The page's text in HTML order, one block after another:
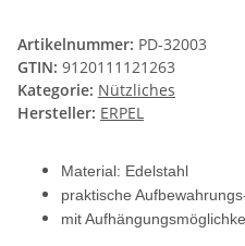
Artikelnummer: PD-32003
GTIN: 9120111121263
Kategorie: Nützliches
Hersteller: ERPEL
Material: Edelstahl
praktische
mit